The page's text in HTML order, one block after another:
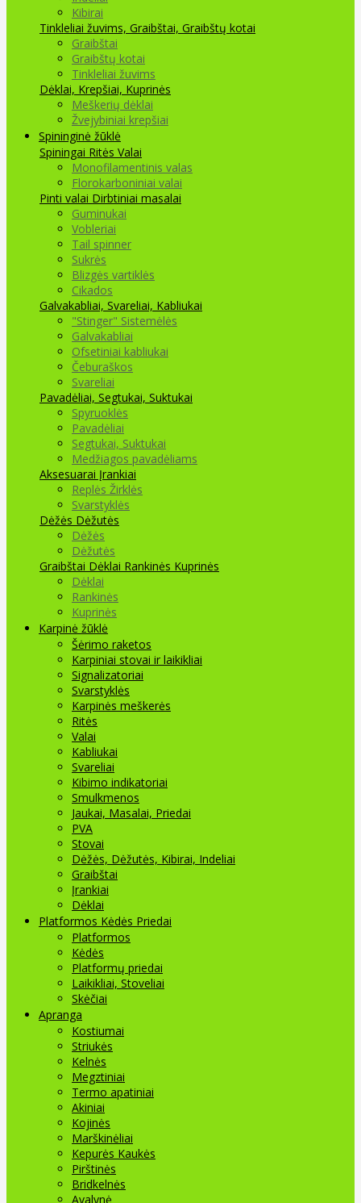
Kibirai
Tinkleliai žuvims, Graibštai, Graibštų kotai
Graibštai
Graibštų kotai
Tinkleliai žuvims
Dėklai, Krepšiai, Kuprinės
Meškerių dėklai
Žvejybiniai krepšiai
Spininginė žūklė
Spiningai Ritės Valai
Monofilamentinis valas
Florokarboniniai valai
Pinti valai Dirbtiniai masalai
Guminukai
Vobleriai
Tail spinner
Sukrės
Blizgės vartiklės
Cikados
Galvakabliai, Svareliai, Kabliukai
"Stinger" Sistemėlės
Galvakabliai
Ofsetiniai kabliukai
Čeburaškos
Svareliai
Pavadėliai, Segtukai, Suktukai
Spyruoklės
Pavadėliai
Segtukai, Suktukai
Medžiagos pavadėliams
Aksesuarai Įrankiai
Replės Žirklės
Svarstyklės
Dėžės Dėžutės
Dėžės
Dėžutės
Graibštai Dėklai Rankinės Kuprinės
Dėklai
Rankinės
Kuprinės
Karpinė žūklė
Šėrimo raketos
Karpiniai stovai ir laikikliai
Signalizatoriai
Svarstyklės
Karpinės meškerės
Ritės
Valai
Kabliukai
Svareliai
Kibimo indikatoriai
Smulkmenos
Jaukai, Masalai, Priedai
PVA
Stovai
Dėžės, Dėžutės, Kibirai, Indeliai
Graibštai
Įrankiai
Dėklai
Platformos Kėdės Priedai
Platformos
Kėdės
Platformų priedai
Laikikliai, Stoveliai
Skėčiai
Apranga
Kostiumai
Striukės
Kelnės
Megztiniai
Termo apatiniai
Akiniai
Kojinės
Marškinėliai
Kepurės Kaukės
Pirštinės
Bridkelnės
Avalynė